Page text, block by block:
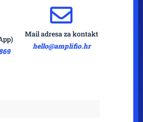
Mail adresa za kontakt
hello@amplifio.hr